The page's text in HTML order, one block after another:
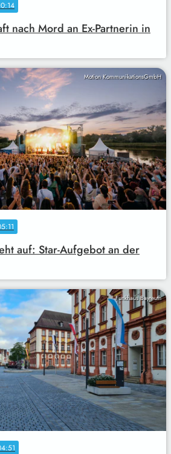
nach Mord an Ex-Partnerin in
Motion KommunikationsGmbH
auf: Star-Aufgebot an der
Funkhaus Bayreuth